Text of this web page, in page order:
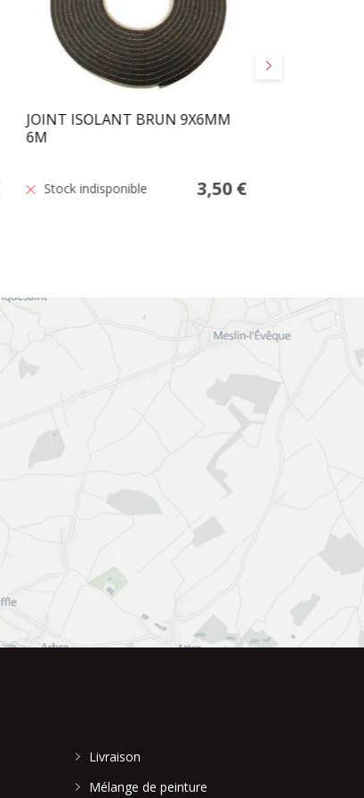
Suivant
JOINT ISOLANT BRUN 9X6MM
6M
Stock indisponible 3,50 €
Livraison
Mélange de peinture